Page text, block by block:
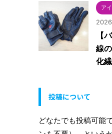
ア
【
線
化
投稿について
どなたでも投稿可能